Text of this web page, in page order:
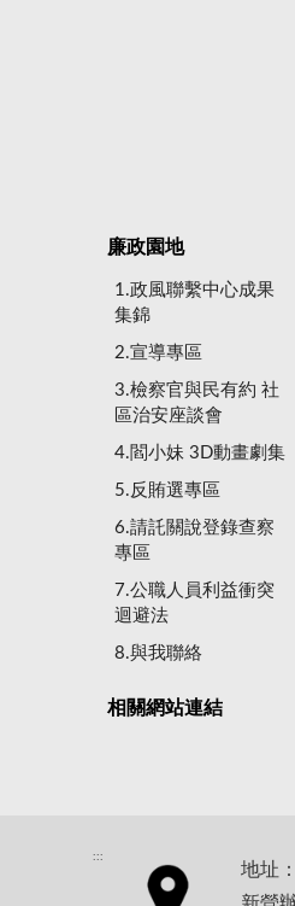
廉政園地
1.政風聯繫中心成果
集錦
2.宣導專區
3.檢察官與民有約 社
區治安座談會
4.閻小妹 3D動畫劇集
5.反賄選專區
6.請託關說登錄查察
專區
7.公職人員利益衝突
迴避法
8.與我聯絡
相關網站連結
:::
地址